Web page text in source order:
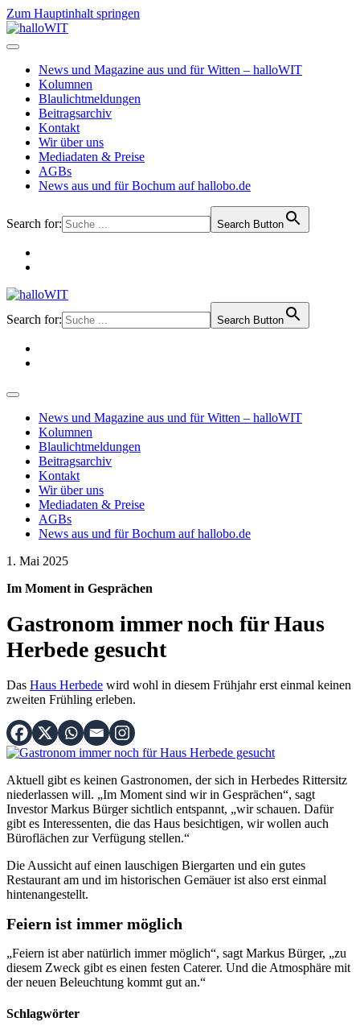
Zum Hauptinhalt springen
News und Magazine aus und für Witten – halloWIT
Kolumnen
Blaulichtmeldungen
Beitragsarchiv
Kontakt
Wir über uns
Mediadaten & Preise
AGBs
News aus und für Bochum auf hallobo.de
Search for: Search Button
Search for: Search Button
News und Magazine aus und für Witten – halloWIT
Kolumnen
Blaulichtmeldungen
Beitragsarchiv
Kontakt
Wir über uns
Mediadaten & Preise
AGBs
News aus und für Bochum auf hallobo.de
1. Mai 2025
Im Moment in Gesprächen
Gastronom immer noch für Haus
Herbede gesucht
Das Haus Herbede wird wohl in diesem Frühjahr erst einmal keinen
zweiten Frühling erleben.
Aktuell gibt es keinen Gastronomen, der sich in Herbedes Rittersitz
niederlassen will. „Im Moment sind wir in Gesprächen“, sagt
Investor Markus Bürger sichtlich entspannt, „wir schauen. Dafür
gibt es Interessenten, die das Haus besichtigen, wir wollen auch
Büroflächen zur Verfügung stellen.“
Die Aussicht auf einen lauschigen Biergarten und ein gutes
Restaurant am und im historischen Gemäuer ist also erst einmal
hintenangestellt.
Feiern ist immer möglich
„Feiern ist aber natürlich immer möglich“, sagt Markus Bürger, „zu
diesem Zweck gibt es einen festen Caterer. Und die Atmosphäre mit
der neuen Beleuchtung kommt gut an.“
Schlagwörter